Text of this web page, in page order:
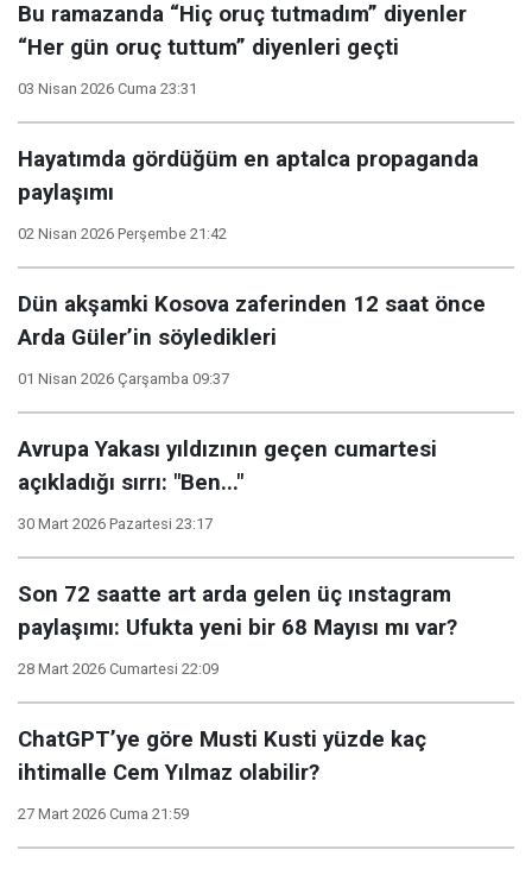
Bu ramazanda “Hiç oruç tutmadım” diyenler
“Her gün oruç tuttum” diyenleri geçti
03 Nisan 2026 Cuma 23:31
Hayatımda gördüğüm en aptalca propaganda
paylaşımı
02 Nisan 2026 Perşembe 21:42
Dün akşamki Kosova zaferinden 12 saat önce
Arda Güler’in söyledikleri
01 Nisan 2026 Çarşamba 09:37
Avrupa Yakası yıldızının geçen cumartesi
açıkladığı sırrı: "Ben..."
30 Mart 2026 Pazartesi 23:17
Son 72 saatte art arda gelen üç ınstagram
paylaşımı: Ufukta yeni bir 68 Mayısı mı var?
28 Mart 2026 Cumartesi 22:09
ChatGPT’ye göre Musti Kusti yüzde kaç
ihtimalle Cem Yılmaz olabilir?
27 Mart 2026 Cuma 21:59